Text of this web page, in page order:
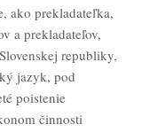
ako prekladateľka,
a prekladateľov,
republiky,
jazyk, pod
poistenie
činnosti